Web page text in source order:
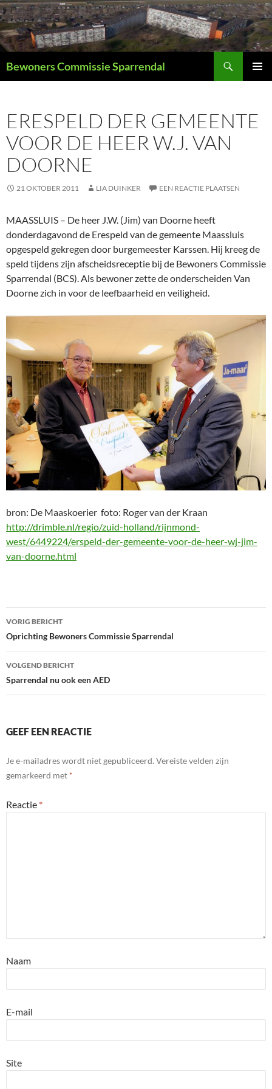
Ga
naar
de
inhoud
Bewoners Commissie Sparrendal
ERESPELD DER GEMEENTE
VOOR DE HEER W.J. VAN
DOORNE
21 OKTOBER 2011 LIA DUINKER EEN REACTIE PLAATSEN
MAASSLUIS – De heer J.W. (Jim) van Doorne heeft
donderdagavond de Erespeld van de gemeente Maassluis
opgespeld gekregen door burgemeester Karssen. Hij kreeg de
speld tijdens zijn afscheidsreceptie bij de Bewoners Commissie
Sparrendal (BCS). Als bewoner zette de onderscheiden Van
Doorne zich in voor de leefbaarheid en veiligheid.
bron: De Maaskoerier foto: Roger van der Kraan
http://drimble.nl/regio/zuid-holland/rijnmond-
west/6449224/erspeld-der-gemeente-voor-de-heer-wj-jim-
van-doorne.html
Bericht
navigatie
VORIG BERICHT
Oprichting Bewoners Commissie Sparrendal
VOLGEND BERICHT
Sparrendal nu ook een AED
GEEF EEN REACTIE
Je e-mailadres wordt niet gepubliceerd. Vereiste velden zijn
gemarkeerd met *
Reactie *
Naam
E-mail
Site